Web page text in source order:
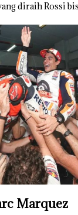
diraih Rossi
Marquez